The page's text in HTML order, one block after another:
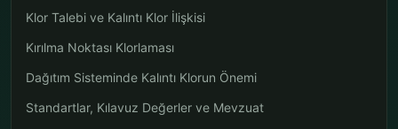
Klor Talebi ve Kalıntı Klor İlişkisi
Kırılma Noktası Klorlaması
Dağıtım Sisteminde Kalıntı Klorun Önemi
Standartlar, Kılavuz Değerler ve Mevzuat